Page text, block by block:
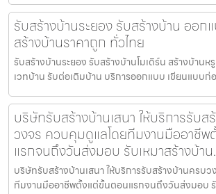
รับสร้างบ้านระยอง รับสร้างบ้าน ออก
สร้างบ้านราคาถูก ทั่วไทย
รับสร้างบ้านระยอง รับสร้างบ้านโมเดิร์น สร้างบ้านห
เวทบ้าน รับต่อเติมบ้าน บริการออกแบบ เขียนแบบก่
บริษัทรับสร้างบ้านเสนา ให้บริการรับส
วงจร ควบคุมดูแลโดยทีมงานมืออาชี
แรกจนถึงวันส่งมอบ รับเหมาสร้างบ้า
บริษัทรับสร้างบ้านเสนา ให้บริการรับสร้างบ้านครบ
ทีมงานมืออาชีพตั้งแต่ขั้นตอนแรกจนถึงวันส่งมอบ รั